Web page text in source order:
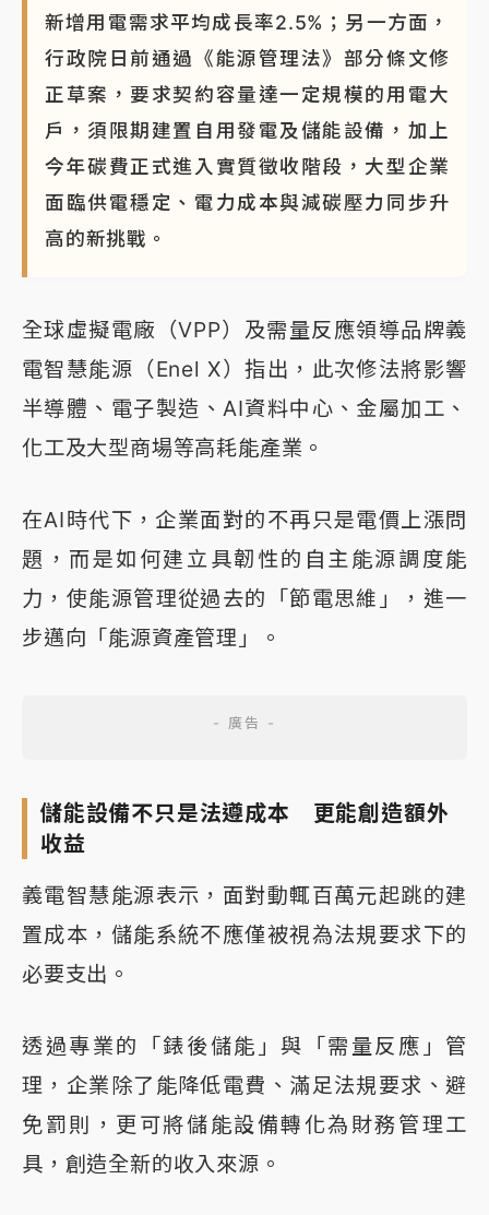
新增用電需求平均成長率2.5%；另一方面，
行政院日前通過《能源管理法》部分條文修
正草案，要求契約容量達一定規模的用電大
戶，須限期建置自用發電及儲能設備，加上
今年碳費正式進入實質徵收階段，大型企業
面臨供電穩定、電力成本與減碳壓力同步升
高的新挑戰。
全球虛擬電廠（VPP）及需量反應領導品牌義
電智慧能源（Enel X）指出，此次修法將影響
半導體、電子製造、AI資料中心、金屬加工、
化工及大型商場等高耗能產業。
在AI時代下，企業面對的不再只是電價上漲問
題，而是如何建立具韌性的自主能源調度能
力，使能源管理從過去的「節電思維」，進一
步邁向「能源資產管理」。
儲能設備不只是法遵成本 更能創造額外
收益
義電智慧能源表示，面對動輒百萬元起跳的建
置成本，儲能系統不應僅被視為法規要求下的
必要支出。
透過專業的「錶後儲能」與「需量反應」管
理，企業除了能降低電費、滿足法規要求、避
免罰則，更可將儲能設備轉化為財務管理工
具，創造全新的收入來源。